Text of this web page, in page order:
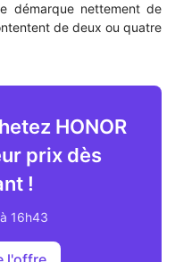
démarque nettement de
de deux ou quatre
HONOR
prix dès
!
16h43